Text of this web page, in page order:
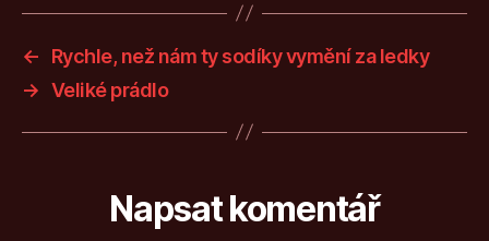
←
Rychle, než nám ty sodíky vymění za ledky
→ Veliké prádlo
Napsat komentář